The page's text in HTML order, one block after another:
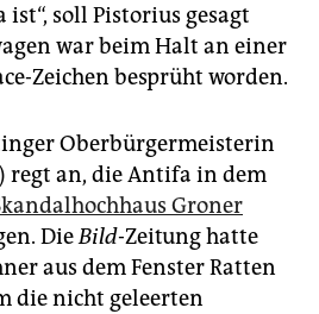
soll Pistorius gesagt
war beim Halt an einer
Zeichen besprüht worden.
Oberbürgermeisterin
regt an, die Antifa in dem
Groner
DieBild-Zeitung hatte
aus dem Fenster Ratten
die nicht geleerten